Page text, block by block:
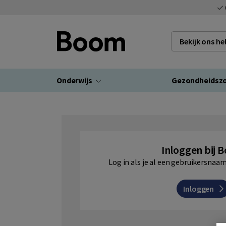
Bekijk ons
Onderwijs
Inloggen bij
Log in als je al een
Inloggen